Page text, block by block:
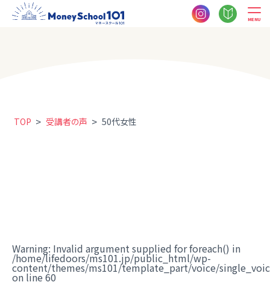
MENU
TOP > 受講者の声 > 50代女性
Warning: Invalid argument supplied for foreach() in
/home/lifedoors/ms101.jp/public_html/wp-
content/themes/ms101/template_part/voice/
on line 60